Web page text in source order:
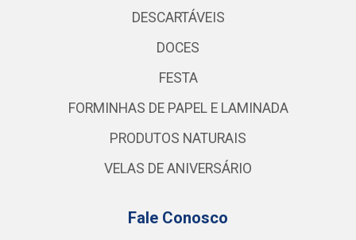
DESCARTÁVEIS
DOCES
FESTA
FORMINHAS DE PAPEL E LAMINADA
PRODUTOS NATURAIS
VELAS DE ANIVERSÁRIO
Fale Conosco